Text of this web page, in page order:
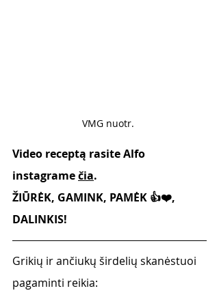
VMG nuotr.
Video receptą rasite Alfo
instagrame čia.
ŽIŪRĖK, GAMINK, PAMĖK 👍❤️,
DALINKIS!
Grikių ir ančiukų širdelių skanėstuoi
pagaminti reikia: